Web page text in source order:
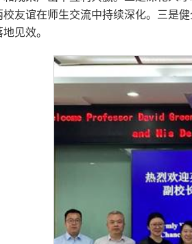
友谊在师生交流中持续深化。三是
见效。